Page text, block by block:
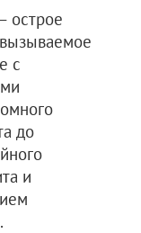
острое
с
до
и